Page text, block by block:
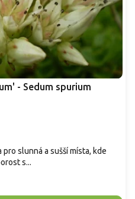
- Sedum spurium
slunná a sušší místa, kde
s...